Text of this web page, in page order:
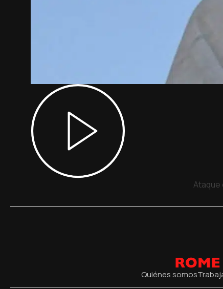
Ataque
Quiénes somos